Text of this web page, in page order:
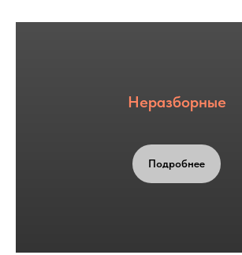
Неразборные
Подробнее